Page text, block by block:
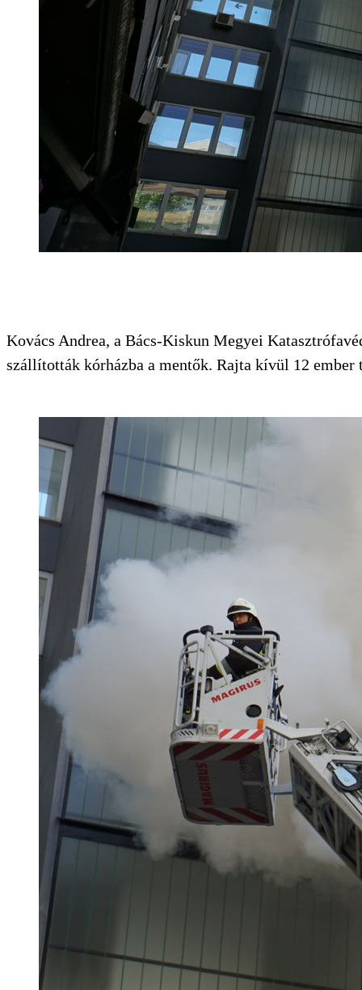
Kovács Andrea, a Bács-Kiskun Megyei
szállították kórházba a mentők. Rajta kívül 12